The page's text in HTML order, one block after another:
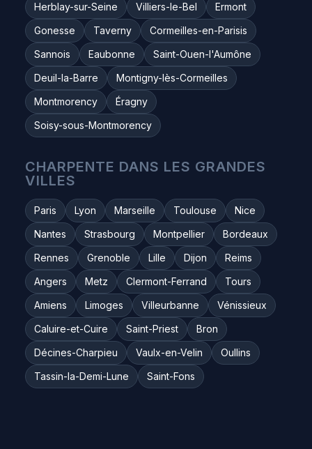
Herblay-sur-Seine
Villiers-le-Bel
Ermont
Gonesse
Taverny
Cormeilles-en-Parisis
Sannois
Eaubonne
Saint-Ouen-l'Aumône
Deuil-la-Barre
Montigny-lès-Cormeilles
Montmorency
Éragny
Soisy-sous-Montmorency
CHARPENTE DANS LES GRANDES
VILLES
Paris Lyon Marseille Toulouse
Nice
Nantes
Strasbourg Montpellier
Bordeaux
Rennes
Grenoble Lille Dijon
Reims
Angers
Metz Clermont-Ferrand
Tours
Amiens
Limoges Villeurbanne
Vénissieux
Caluire-et-Cuire
Saint-Priest
Bron
Décines-Charpieu
Vaulx-en-Velin
Oullins
Tassin-la-Demi-Lune
Saint-Fons